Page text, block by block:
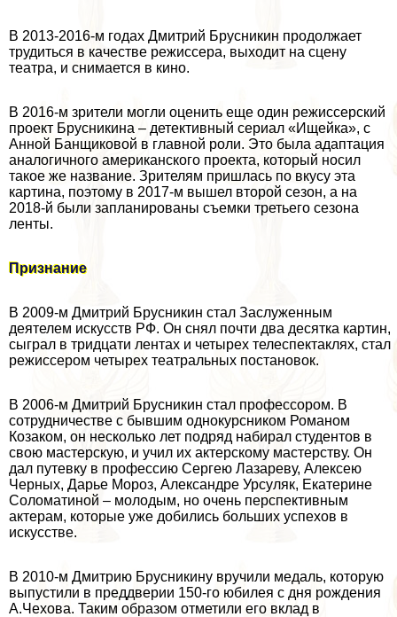
В 2013-2016-м годах Дмитрий Брусникин продолжает
трудиться в качестве режиссера, выходит на сцену
театра, и снимается в кино.
В 2016-м зрители могли оценить еще один режиссерский
проект Брусникина – детективный сериал «Ищейка», с
Анной Банщиковой в главной роли. Это была адаптация
аналогичного американского проекта, который носил
такое же название. Зрителям пришлась по вкусу эта
картина, поэтому в 2017-м вышел второй сезон, а на
2018-й были запланированы съемки третьего сезона
ленты.
Признание
В 2009-м Дмитрий Брусникин стал Заслуженным
деятелем искусств РФ. Он снял почти два десятка картин,
сыграл в тридцати лентах и четырех телеспектаклях, стал
режиссером четырех театральных постановок.
В 2006-м Дмитрий Брусникин стал профессором. В
сотрудничестве с бывшим однокурсником Романом
Козаком, он несколько лет подряд набирал студентов в
свою мастерскую, и учил их актерскому мастерству. Он
дал путевку в профессию Сергею Лазареву, Алексею
Черных, Дарье Мороз, Александре Урсуляк, Екатерине
Соломатиной – молодым, но очень перспективным
актерам, которые уже добились больших успехов в
искусстве.
В 2010-м Дмитрию Брусникину вручили медаль, которую
выпустили в преддверии 150-го юбилея с дня рождения
А.Чехова. Таким образом отметили его вклад в